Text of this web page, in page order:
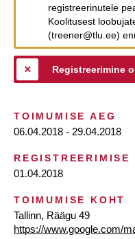
registreerinutele
Koolitusest
(treener@tlu.ee)
Registreerimine
TOIMUMISE AEG
06.04.2018 - 29.04.2018
REGISTREERIMISE
01.04.2018
TOIMUMISE KOHT
Tallinn, Räägu 49
https://www.google.com/